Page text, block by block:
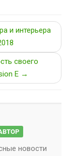
и интерьера
своего
E →
новости